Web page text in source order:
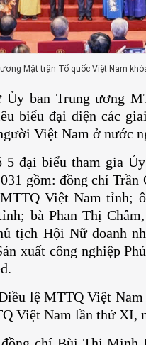
Mặt trận Tổ quốc Việt Nam
ban Trung ương
biểu đại diện các
Việt Nam ở nước
đại biểu tham gia
gồm: đồng chí
Việt Nam tỉnh;
bà Phan Thị
tịch Hội Nữ doanh
xuất công nghiệp
lệ MTTQ Việt
Việt Nam lần thứ XI,